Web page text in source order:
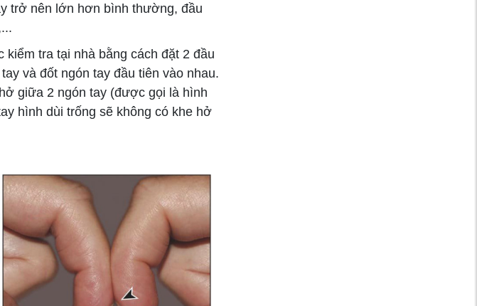
trở nên lớn hơn bình thường, đầu
tra tại nhà bằng cách đặt 2 đầu
và đốt ngón tay đầu tiên vào nhau.
giữa 2 ngón tay (được gọi là hình
hình dùi trống sẽ không có khe hở